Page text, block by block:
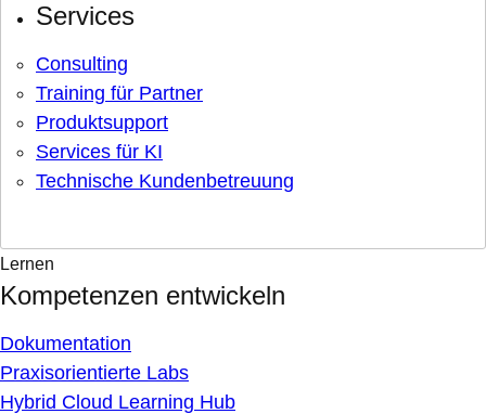
Services
Consulting
Training für Partner
Produktsupport
Services für KI
Technische Kundenbetreuung
Lernen
Kompetenzen entwickeln
Dokumentation
Praxisorientierte Labs
Hybrid Cloud Learning Hub